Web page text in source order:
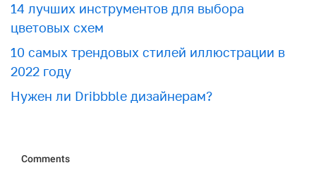
​​14 лучших инструментов для выбора
цветовых схем
10 самых трендовых стилей иллюстрации в
2022 году
Нужен ли Dribbble дизайнерам?